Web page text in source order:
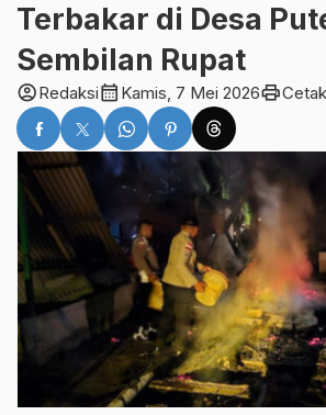
Terbakar di Desa
Sembilan Rupat
account_circleRedaksicalendar_month Kamis, 7 Mei 2026printCetak